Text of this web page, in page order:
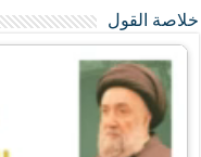
خلاصة القول